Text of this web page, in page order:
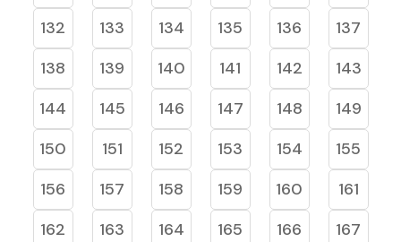
132
133 134 135 136
137
138
139 140 141 142
143
144
145 146 147 148
149
150
151 152 153 154
155
156
157 158 159 160
161
162
163 164 165 166
167